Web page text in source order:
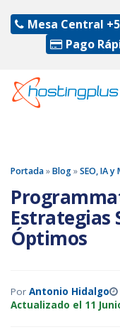
Mesa Central
Pago
Portada»Blog»SEO, IA
Estrategias
Óptimos
Por Antonio Hidalgo
Actualizado el 11